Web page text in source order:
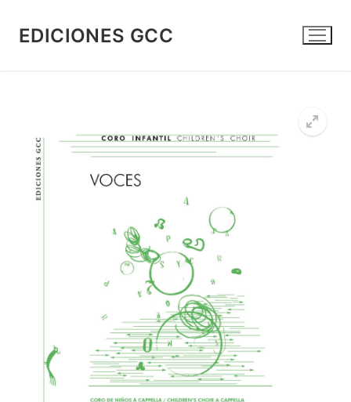
EDICIONES GCC